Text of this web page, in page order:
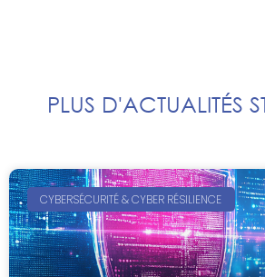
PLUS D'ACTUALITÉS
CYBERSÉCURITÉ & CYBER RÉSILIENCE